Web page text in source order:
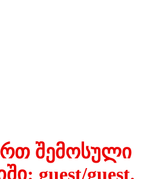
შემოსული
guest/guest.